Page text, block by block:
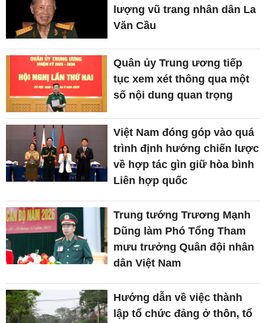
lượng vũ trang nhân dân La
Văn Cầu
Quân ủy Trung ương tiếp
tục xem xét thông qua một
số nội dung quan trọng
Việt Nam đóng góp vào quá
trình định hướng chiến lược
về hợp tác gìn giữ hòa bình
Liên hợp quốc
Trung tướng Trương Mạnh
Dũng làm Phó Tổng Tham
mưu trưởng Quân đội nhân
dân Việt Nam
Hướng dẫn về việc thành
lập tổ chức đảng ở thôn, tổ